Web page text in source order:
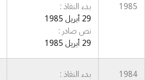
1985
بدء النفاذ :
29 أبريل 1985
نص صادر :
29 أبريل 1985
1984
بدء النفاذ :